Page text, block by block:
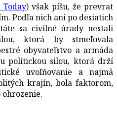
Today) však píšu, že prevrat
Podľa nich ani po desiatich
sa civilné úrady nestali
ktorá by stmeľovala
obyvateľstvo a armáda
politickou silou, ktorá drží
uvoľňovanie a najmä
krajín, bola faktorom,